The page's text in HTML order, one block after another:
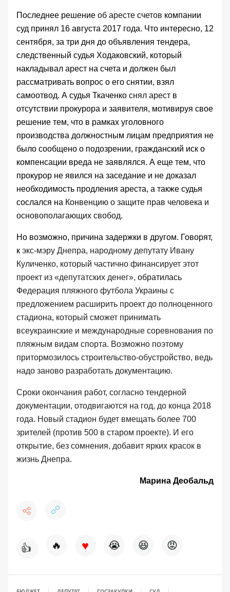
Последнее решение об аресте счетов компании
суд принял 16 августа 2017 года. Что интересно, 12
сентября, за три дня до объявления тендера,
следственный судья Ходаковский, который
накладывал арест на счета и должен был
рассматривать вопрос о его снятии, взял
самоотвод. А судья Ткаченко снял арест в
отсутствии прокурора и заявителя, мотивируя свое
решение тем, что в рамках уголовного
производства должностным лицам предприятия не
было сообщено о подозрении, гражданский иск о
компенсации вреда не заявлялся. А еще тем, что
прокурор не явился на заседание и не доказал
необходимость продления ареста, а также судья
сослался на Конвенцию о защите прав человека и
основополагающих свобод.
Но возможно, причина задержки в другом. Говорят,
к экс-мэру Днепра, народному депутату Ивану
Куличенко, который частично финансирует этот
проект из «депутатских денег», обратилась
Федерация пляжного футбола Украины с
предложением расширить проект до полноценного
стадиона, который сможет принимать
всеукраинские и международные соревнования по
пляжным видам спорта. Возможно поэтому
притормозилось строительство-обустройство, ведь
надо заново разработать документацию.
Сроки окончания работ, согласно тендерной
документации, отодвигаются на год, до конца 2018
года. Новый стадион будет вмещать более 700
зрителей (против 500 в старом проекте). И его
открытие, без сомнения, добавит ярких красок в
жизнь Днепра.
Марина Деобальд
👍 🔥 ♥ 😭 😆 😡